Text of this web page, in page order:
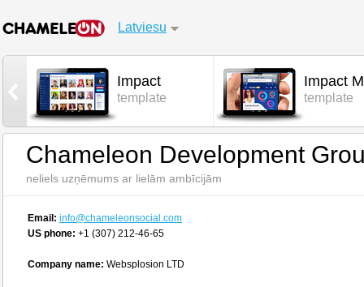
Latviesu
Impact
template
Impact
template
Chameleon Development
neliels uzņēmums ar lielām ambīcijām
Email: info@chameleonsocial.com
US phone: +1 (307) 212-46-65
Company name: Websplosion LTD